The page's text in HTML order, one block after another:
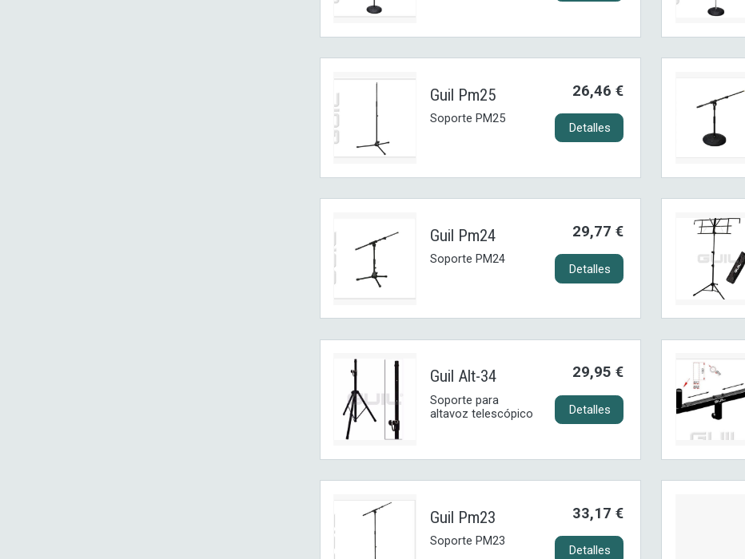
Guil Pm25
Soporte PM25
26,46 €
Detalles
Guil Pm24
Soporte PM24
29,77 €
Detalles
Guil Alt-34
Soporte para
altavoz telescópico
29,95 €
Detalles
Guil Pm23
Soporte PM23
33,17 €
Detalles